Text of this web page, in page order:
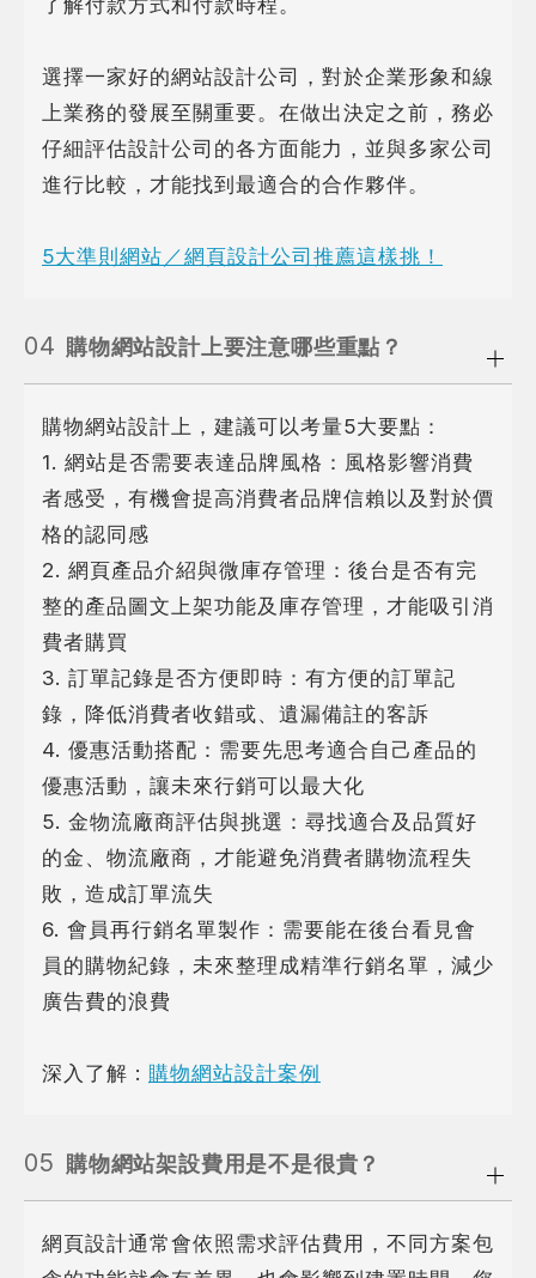
選擇一家好的網站設計公司，對於企業形象和線
上業務的發展至關重要。在做出決定之前，務必
仔細評估設計公司的各方面能力，並與多家公司
進行比較，才能找到最適合的合作夥伴。
5大準則網站／網頁設計公司推薦這樣挑！
04 購物網站設計上要注意哪些重點？
購物網站設計上，建議可以考量5大要點：
1. 網站是否需要表達品牌風格：風格影響消費
者感受，有機會提高消費者品牌信賴以及對於價
格的認同感
2. 網頁產品介紹與微庫存管理：後台是否有完
整的產品圖文上架功能及庫存管理，才能吸引消
費者購買
3. 訂單記錄是否方便即時：有方便的訂單記
錄，降低消費者收錯或、遺漏備註的客訴
4. 優惠活動搭配：需要先思考適合自己產品的
優惠活動，讓未來行銷可以最大化
5. 金物流廠商評估與挑選：尋找適合及品質好
的金、物流廠商，才能避免消費者購物流程失
敗，造成訂單流失
6. 會員再行銷名單製作：需要能在後台看見會
員的購物紀錄，未來整理成精準行銷名單，減少
廣告費的浪費
深入了解 : 購物網站設計案例
05 購物網站架設費用是不是很貴？
網頁設計通常會依照需求評估費用，不同方案包